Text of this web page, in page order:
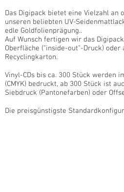
Das Digipack bietet eine Vielzahl an
unseren beliebten UV-
edle Goldfolienprägung..
Auf Wunsch fertigen wir das
Oberfläche ("inside-out"-Druck)
Recyclingkarton.
Vinyl-CDs bis ca. 300 Stück werden
(CMYK) bedruckt, ab 300 Stück ist
Siebdruck (Pantonefarben) oder
Die preisgünstigste